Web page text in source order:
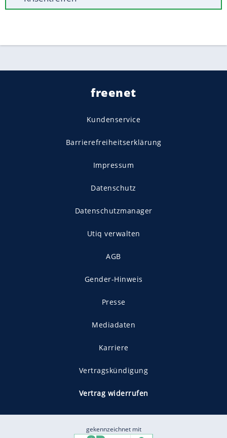
freenet
Kundenservice
Barrierefreiheitserklärung
Impressum
Datenschutz
Datenschutzmanager
Utiq verwalten
AGB
Gender-Hinweis
Presse
Mediadaten
Karriere
Vertragskündigung
Vertrag widerrufen
gekennzeichnet mit